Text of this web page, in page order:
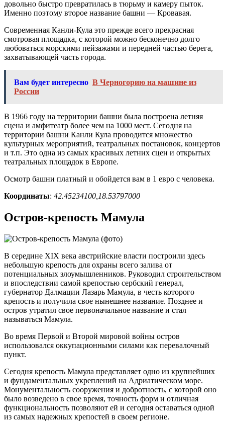
довольно быстро превратилась в тюрьму и камеру пыток.
Именно поэтому второе название башни — Кровавая.
Современная Канли-Кула это прежде всего прекрасная
смотровая площадка, с которой можно бесконечно долго
любоваться морскими пейзажами и передней частью берега,
захватывающей часть города.
Вам будет интересно В Черногорию на машине из
России
В 1966 году на территории башни была построена летняя
сцена и амфитеатр более чем на 1000 мест. Сегодня на
территории башни Канли Кула проводится множество
культурных мероприятий, театральных постановок, концертов
и т.п. Это одна из самых красивых летних сцен и открытых
театральных площадок в Европе.
Осмотр башни платный и обойдется вам в 1 евро с человека.
Координаты: 42.45234100,18.53797000
Остров-крепость Мамула
В середине XIX века австрийские власти построили здесь
небольшую крепость для охраны всего залива от
потенциальных злоумышленников. Руководил строительством
и впоследствии самой крепостью сербский генерал,
губернатор Далмации Лазарь Мамула, в честь которого
крепость и получила свое нынешнее название. Позднее и
остров утратил свое первоначальное название и стал
называться Мамула.
Во время Первой и Второй мировой войны остров
использовался оккупационными силами как перевалочный
пункт.
Сегодня крепость Мамула представляет одно из крупнейших
и фундаментальных укреплений на Адриатическом море.
Монументальность сооружения и добротность, с которой оно
было возведено в свое время, точность форм и отличная
функциональность позволяют ей и сегодня оставаться одной
из самых надежных крепостей в своем регионе.